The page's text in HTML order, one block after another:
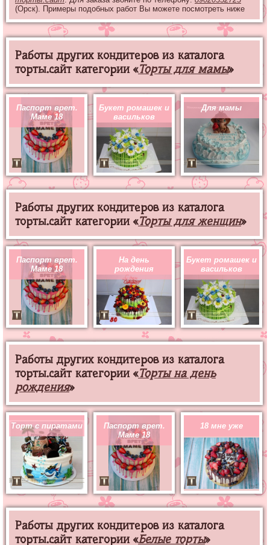
(Орск). Примеры подобных работ Вы можете посмотреть ниже
Работы других кондитеров из каталога
торты.сайт категории «Торты для мамы»
Паспорт врет.
Маме 18
Букет ромашек и
васильков
Для мамы
Работы других кондитеров из каталога
торты.сайт категории «Торты для женщин»
Паспорт врет.
Маме 18
На день
рождения
Букет ромашек и
васильков
Работы других кондитеров из каталога
торты.сайт категории «Торты на день
рождения»
Торт с пиратами
Паспорт врет.
Маме 18
18 мне уже
Работы других кондитеров из каталога
торты.сайт категории «Белые торты»